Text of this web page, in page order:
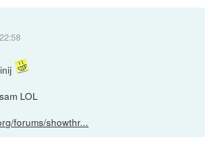
LOL
forums/showthr...